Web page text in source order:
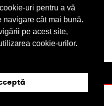
drepturile rezervate
XITE.ro
uri pentru a vă
navigare cât mai bună.
pe acest site,
cookie-urilor.